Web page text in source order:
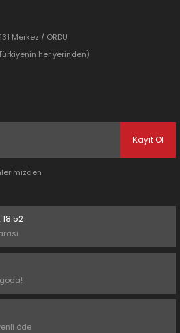
Merkez / ORDU
her yerinden)
Kayıt Ol
52
öde